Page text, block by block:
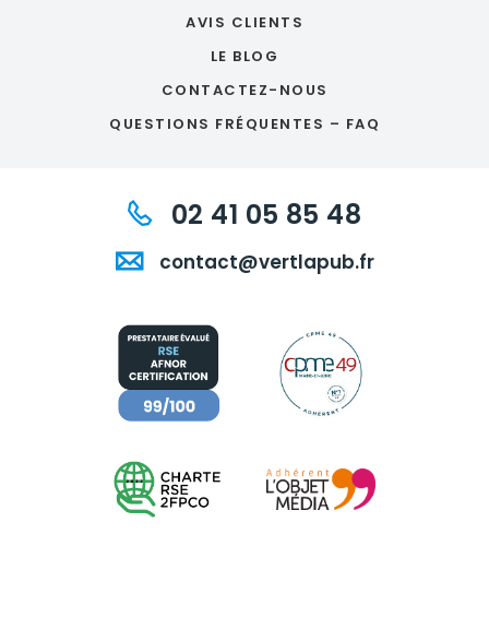
AVIS CLIENTS
LE BLOG
CONTACTEZ-NOUS
QUESTIONS FRÉQUENTES – FAQ
02 41 05 85 48
contact@vertlapub.fr